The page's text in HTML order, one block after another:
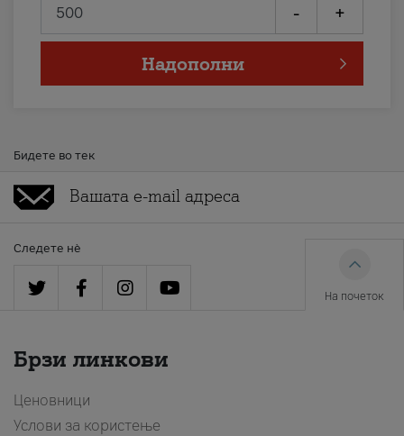
- +
Надополни
Бидете во тек
Следете нè
На почеток
Брзи линкови
Ценовници
Услови за користење